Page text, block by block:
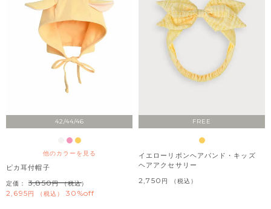
42/44/46
他のカラーを見る
ピカ耳付帽子
定価： 3,850 （税込）
2,695 税込 30%off
FREE
イエローリボンヘアバンド・キッズ
ヘアアクセサリー
2,750 税込